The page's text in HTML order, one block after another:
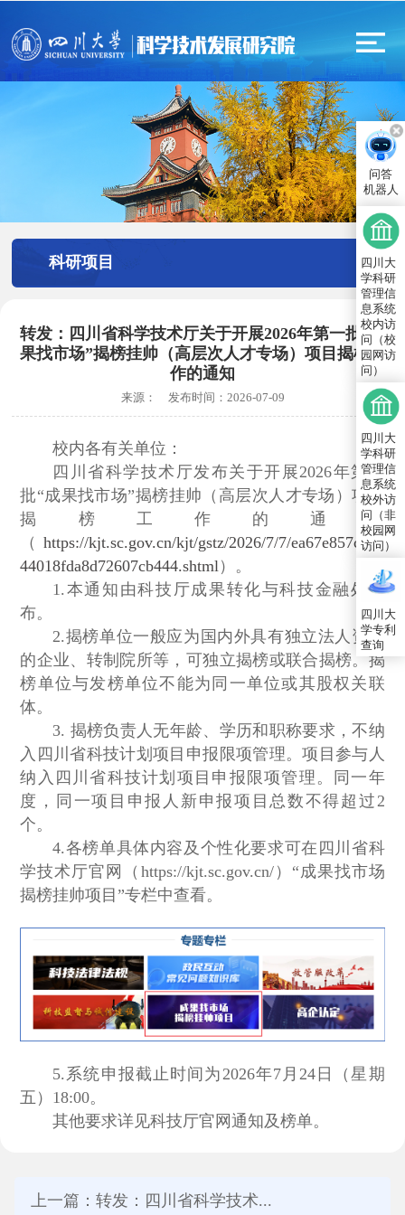
科研项目
转发：四川省科学技术厅关于开展2026年第一批“成
果找市场”揭榜挂帅（高层次人才专场）项目揭榜工
作的通知
来源： 发布时间： 2026-07-09
校内各有关单位：
四川省科学技术厅发布关于开展2026年第一
批“成果找市场”揭榜挂帅（高层次人才专场）项目
揭榜工作的通知
（ https://kjt.sc.gov.cn/kjt/gstz/2026/7/7/ea67e857c175
44018fda8d72607cb444.shtml）。
1.本通知由科技厅成果转化与科技金融处发
布。
2.揭榜单位一般应为国内外具有独立法人资格
的企业、转制院所等，可独立揭榜或联合揭榜。揭
榜单位与发榜单位不能为同一单位或其股权关联
体。
3. 揭榜负责人无年龄、学历和职称要求，不纳
入四川省科技计划项目申报限项管理。项目参与人
纳入四川省科技计划项目申报限项管理。同一年
度，同一项目申报人新申报项目总数不得超过2
个。
4.各榜单具体内容及个性化要求可在四川省科
学技术厅官网（https://kjt.sc.gov.cn/）“成果找市场
揭榜挂帅项目”专栏中查看。
5.系统申报截止时间为2026年7月24日（星期
五）18:00。
其他要求详见科技厅官网通知及榜单。
上一篇：转发：四川省科学技术...
问答
机器人
四川大
学科研
管理信
息系统
校内访
问（校
园网访
问）
四川大
学科研
管理信
息系统
校外访
问（非
校园网
访问）
四川大
学专利
查询